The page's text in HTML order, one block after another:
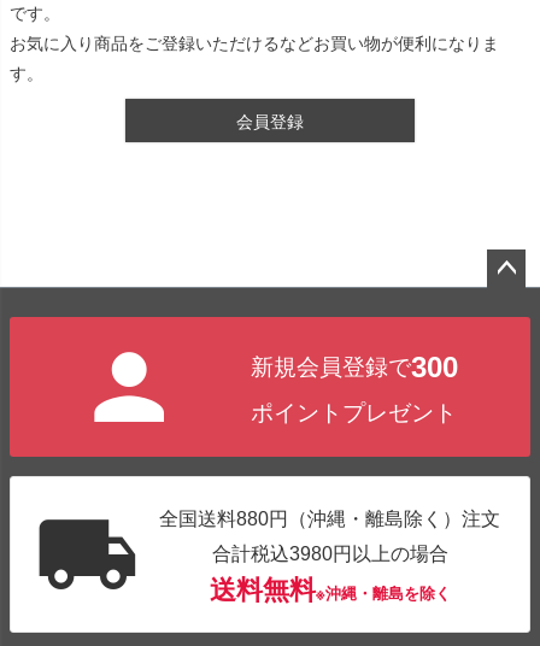
です。
お気に入り商品をご登録いただけるなどお買い物が便利になりま
す。
会員登録
新規会員登録で300
ポイントプレゼント
全国送料880円（沖縄・離島除く）注文
合計税込3980円以上の場合
送料無料※沖縄・離島を除く